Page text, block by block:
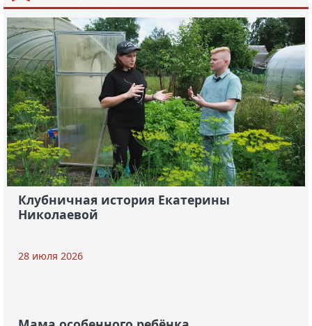
Клубничная история Екатерины
Николаевой
28 июля 2026